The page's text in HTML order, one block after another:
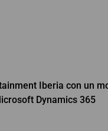
Iberia con un
Dynamics 365